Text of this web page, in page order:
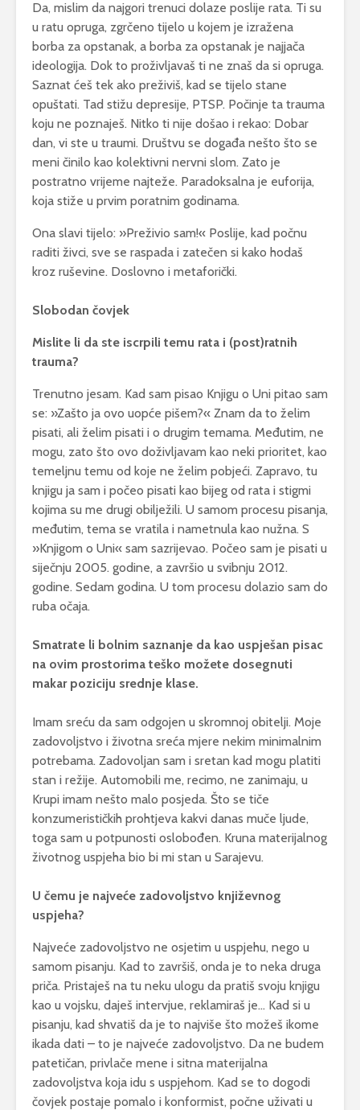
Da, mislim da najgori trenuci dolaze poslije rata. Ti su
u ratu opruga, zgrčeno tijelo u kojem je izražena
borba za opstanak, a borba za opstanak je najjača
ideologija. Dok to proživljavaš ti ne znaš da si opruga.
Saznat ćeš tek ako preživiš, kad se tijelo stane
opuštati. Tad stižu depresije, PTSP. Počinje ta trauma
koju ne poznaješ. Nitko ti nije došao i rekao: Dobar
dan, vi ste u traumi. Društvu se događa nešto što se
meni činilo kao kolektivni nervni slom. Zato je
postratno vrijeme najteže. Paradoksalna je euforija,
koja stiže u prvim poratnim godinama.
Ona slavi tijelo: »Preživio sam!« Poslije, kad počnu
raditi živci, sve se raspada i zatečen si kako hodaš
kroz ruševine. Doslovno i metaforički.
Slobodan čovjek
Mislite li da ste iscrpili temu rata i (post)ratnih
trauma?
Trenutno jesam. Kad sam pisao Knjigu o Uni pitao sam
se: »Zašto ja ovo uopće pišem?« Znam da to želim
pisati, ali želim pisati i o drugim temama. Međutim, ne
mogu, zato što ovo doživljavam kao neki prioritet, kao
temeljnu temu od koje ne želim pobjeći. Zapravo, tu
knjigu ja sam i počeo pisati kao bijeg od rata i stigmi
kojima su me drugi obilježili. U samom procesu pisanja,
međutim, tema se vratila i nametnula kao nužna. S
»Knjigom o Uni« sam sazrijevao. Počeo sam je pisati u
siječnju 2005. godine, a završio u svibnju 2012.
godine. Sedam godina. U tom procesu dolazio sam do
ruba očaja.
Smatrate li bolnim saznanje da kao uspješan pisac
na ovim prostorima teško možete dosegnuti
makar poziciju srednje klase.
Imam sreću da sam odgojen u skromnoj obitelji. Moje
zadovoljstvo i životna sreća mjere nekim minimalnim
potrebama. Zadovoljan sam i sretan kad mogu platiti
stan i režije. Automobili me, recimo, ne zanimaju, u
Krupi imam nešto malo posjeda. Što se tiče
konzumerističkih prohtjeva kakvi danas muče ljude,
toga sam u potpunosti oslobođen. Kruna materijalnog
životnog uspjeha bio bi mi stan u Sarajevu.
U čemu je najveće zadovoljstvo književnog
uspjeha?
Najveće zadovoljstvo ne osjetim u uspjehu, nego u
samom pisanju. Kad to završiš, onda je to neka druga
priča. Pristaješ na tu neku ulogu da pratiš svoju knjigu
kao u vojsku, daješ intervjue, reklamiraš je… Kad si u
pisanju, kad shvatiš da je to najviše što možeš ikome
ikada dati – to je najveće zadovoljstvo. Da ne budem
patetičan, privlače mene i sitna materijalna
zadovoljstva koja idu s uspjehom. Kad se to dogodi
čovjek postaje pomalo i konformist, počne uživati u